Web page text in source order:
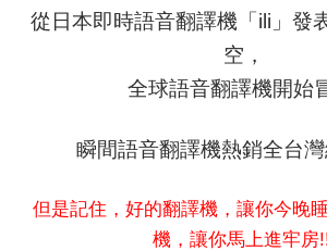
從日本即時語音翻譯機「ili」發
空，
全球語音翻譯機開始
瞬間語音翻譯機熱銷全台
但是記住，好的翻譯機，讓你今晚
機， 讓你馬上進牢房